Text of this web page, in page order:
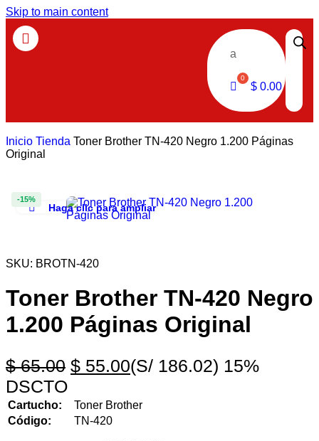
Skip to main content
a
$0.00
Inicio Tienda Toner Brother TN-420 Negro 1.200 Páginas
Original
-15%
Haga clic para ampliar
SKU: BROTN-420
Toner Brother TN-420 Negro
1.200 Páginas Original
$65.00 $ 55.00(S/ 186.02) 15%
DSCTO
Cartucho:
Toner Brother
Código:
TN-420